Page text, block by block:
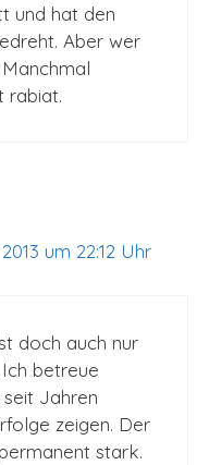
und hat den
Aber wer
rabiat.
um 22:12 Uhr
doch auch nur
betreue
Jahren
zeigen. Der
stark.